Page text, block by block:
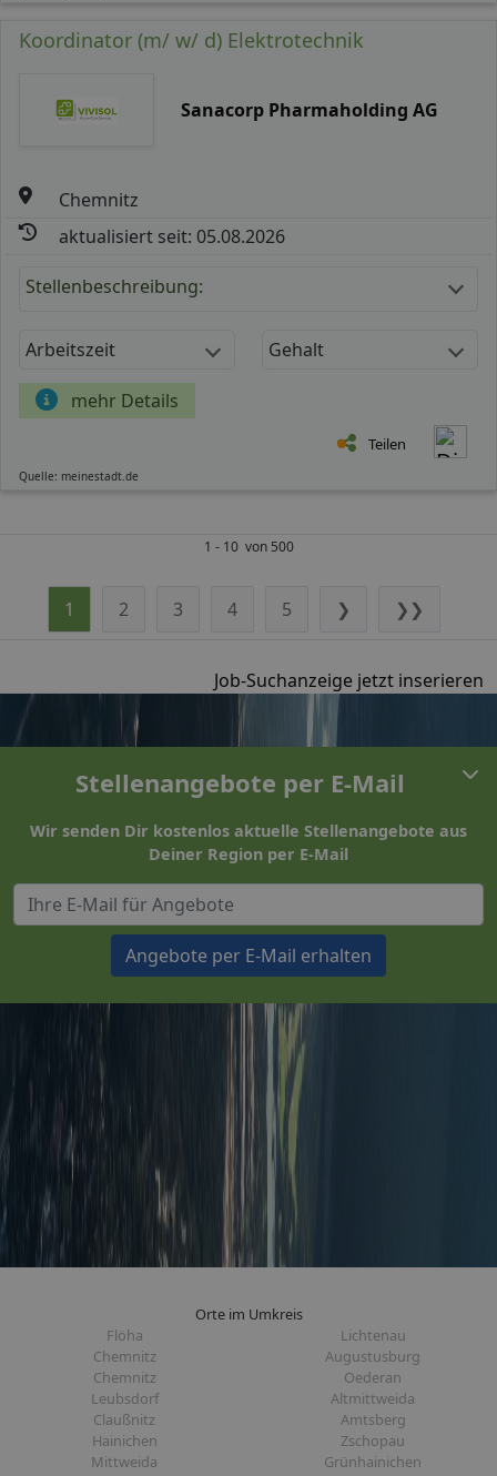
Koordinator (m/ w/ d) Elektrotechnik
Sanacorp Pharmaholding AG
Chemnitz
aktualisiert seit: 05.08.2026
Stellenbeschreibung:
Arbeitszeit Gehalt
mehr Details
Teilen
Quelle: meinestadt.de
1 - 10 von 500
1 2 3 4 5 ❯ ❯❯
Job-Suchanzeige jetzt inserieren
Stellenangebote per E-Mail
Wir senden Dir kostenlos aktuelle Stellenangebote aus
Deiner Region per E-Mail
Angebote per E-Mail erhalten
Orte im Umkreis
Flöha
Lichtenau
Chemnitz
Augustusburg
Chemnitz
Oederan
Leubsdorf
Altmittweida
Claußnitz
Amtsberg
Hainichen
Zschopau
Mittweida
Grünhainichen